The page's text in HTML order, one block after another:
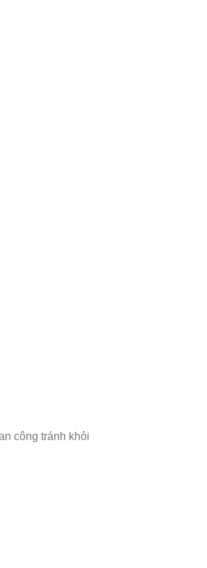
công tránh khỏi